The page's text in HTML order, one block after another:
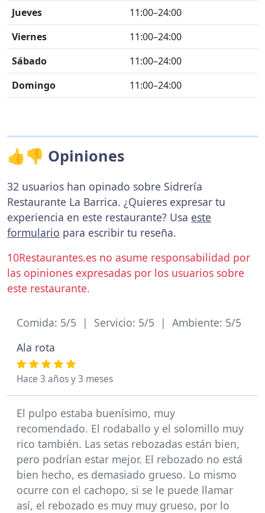
Jueves
11:00–24:00
Viernes
11:00–24:00
Sábado
11:00–24:00
Domingo
11:00–24:00
👍👎 Opiniones
32 usuarios han opinado sobre Sidrería
Restaurante La Barrica. ¿Quieres expresar tu
experiencia en este restaurante? Usa este
formulario para escribir tu reseña.
10Restaurantes.es no asume responsabilidad por
las opiniones expresadas por los usuarios sobre
este restaurante.
Comida: 5/5 | Servicio: 5/5 | Ambiente: 5/5
Ala rota
Hace 3 años y 3 meses
El pulpo estaba buenísimo, muy
recomendado. El rodaballo y el solomillo muy
rico también. Las setas rebozadas están bien,
pero podrían estar mejor. El rebozado no está
bien hecho, es demasiado grueso. Lo mismo
ocurre con el cachopo, si se le puede llamar
así, el rebozado es muy muy grueso, por lo